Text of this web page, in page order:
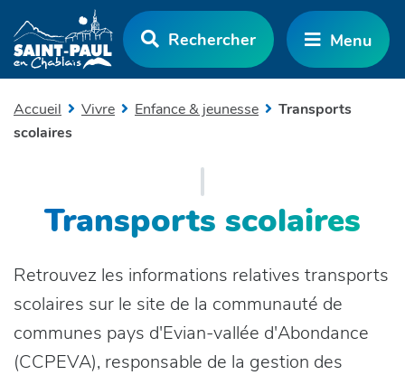
Aller au menu
Aller au contenu
Aller à la recherche
Menu
Rechercher
Accueil Vivre Enfance & jeunesse
Transports
scolaires
Transports scolaires
Retrouvez les informations relatives transports
scolaires sur le site de la communauté de
communes pays d'Evian-vallée d'Abondance
(CCPEVA), responsable de la gestion des